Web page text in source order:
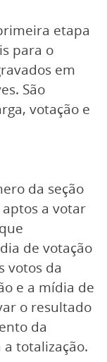
etapa
para o
em
São
votação e
da seção
a votar
de votação
votos da
e a mídia de
o resultado
da
totalização.